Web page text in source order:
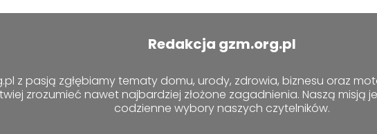
Redakcja gzm.org.pl
z pasją zgłębiamy tematy domu, urody, zdrowia, biznesu oraz
zrozumieć nawet najbardziej złożone zagadnienia. Naszą misją
codzienne wybory naszych czytelników.